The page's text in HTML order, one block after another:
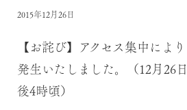
2015年12月26日
【お詫び】アクセス集中によ
発生いたしました。（12月26
後4時頃）